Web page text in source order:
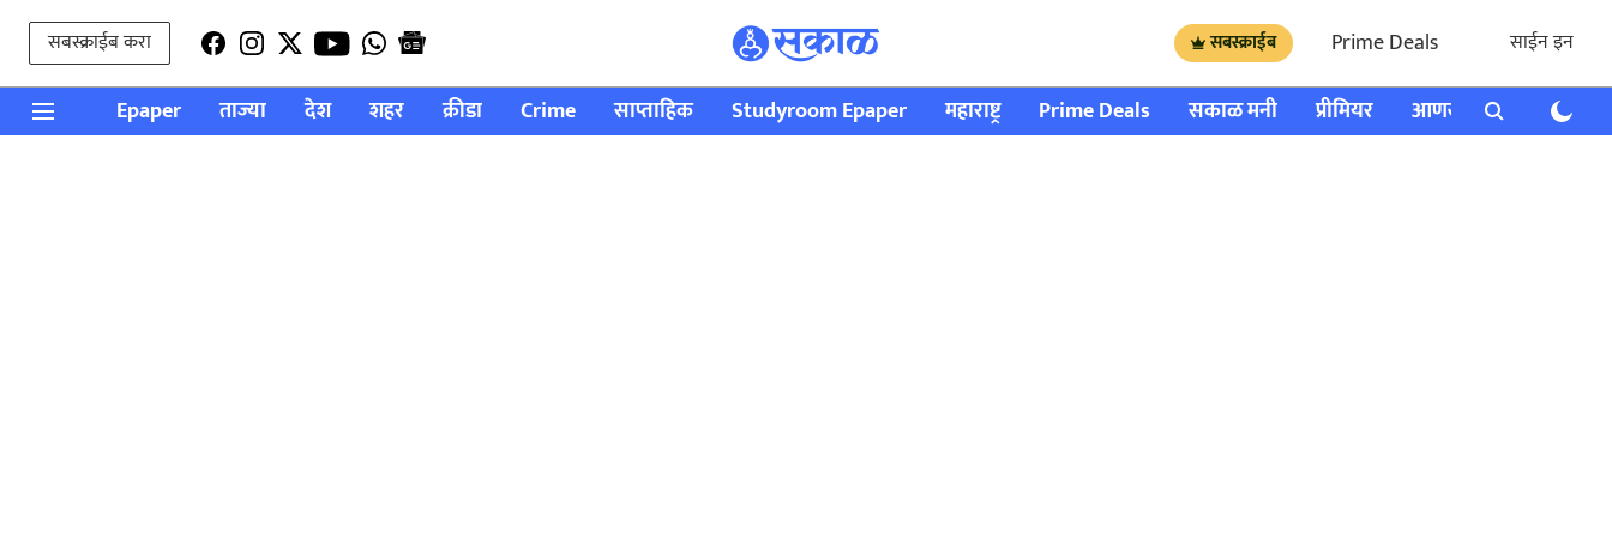
सबस्क्राईब करा सबस्क्राईब Prime Deals साईन इन
Epaper ताज्या देश शहर क्रीडा Crime साप्ताहिक Studyroom Epaper महाराष्ट्र Prime Deals सकाळ मनी प्रीमियर आणखी राशी भविष्य